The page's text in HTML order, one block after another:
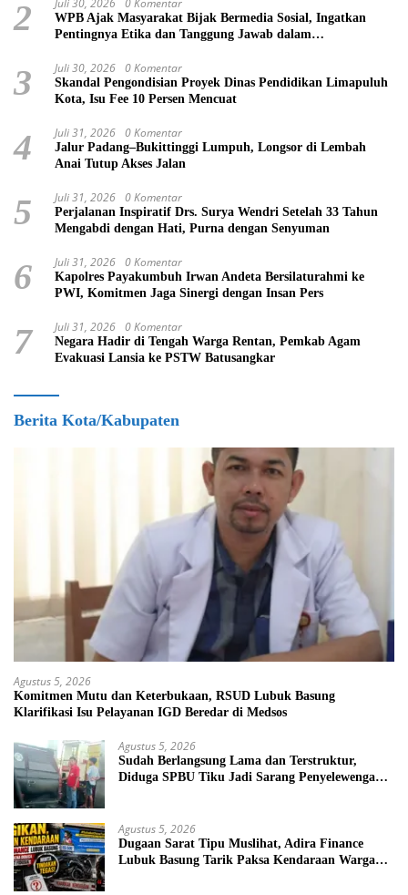
2 Juli 30, 2026 0 Komentar
WPB Ajak Masyarakat Bijak Bermedia Sosial, Ingatkan
Pentingnya Etika dan Tanggung Jawab dalam
3 Juli 30, 2026 0 Komentar
Skandal Pengondisian Proyek Dinas Pendidikan Limapuluh
Kota, Isu Fee 10 Persen Mencuat
4 Juli 31, 2026 0 Komentar
Jalur Padang–Bukittinggi Lumpuh, Longsor di Lembah
Anai Tutup Akses Jalan
5 Juli 31, 2026 0 Komentar
Perjalanan Inspiratif Drs. Surya Wendri Setelah 33 Tahun
Mengabdi dengan Hati, Purna dengan Senyuman
6 Juli 31, 2026 0 Komentar
Kapolres Payakumbuh Irwan Andeta Bersilaturahmi ke
PWI, Komitmen Jaga Sinergi dengan Insan Pers
7 Juli 31, 2026 0 Komentar
Negara Hadir di Tengah Warga Rentan, Pemkab Agam
Evakuasi Lansia ke PSTW Batusangkar
Berita Kota/Kabupaten
Agustus 5, 2026
Komitmen Mutu dan Keterbukaan, RSUD Lubuk Basung
Klarifikasi Isu Pelayanan IGD Beredar di Medsos
Agustus 5, 2026
Sudah Berlangsung Lama dan Terstruktur,
Diduga SPBU Tiku Jadi Sarang Penyelewengan
Agustus 5, 2026
Dugaan Sarat Tipu Muslihat, Adira Finance
Lubuk Basung Tarik Paksa Kendaraan Warga